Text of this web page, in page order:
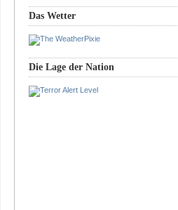
Das Wetter
Die Lage der Nation